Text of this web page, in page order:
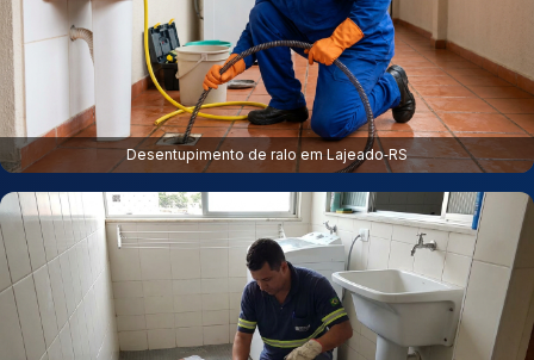
Desentupimento de ralo em Lajeado‑RS